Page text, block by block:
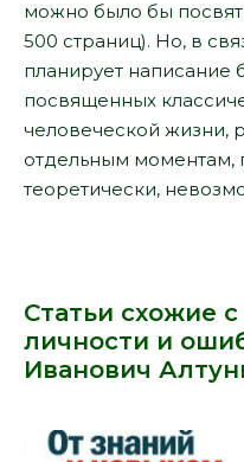
можно было бы
500 страниц). Но, в
планирует написание
посвященных
человеческой жизни,
отдельным моментам,
теоретически,
Статьи схожие
личности и
Иванович